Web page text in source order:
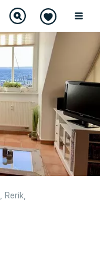
Rerik